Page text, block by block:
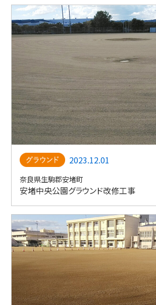
2023.12.01
奈良県生駒郡安堵町
安堵中央公園グラウンド改修工事